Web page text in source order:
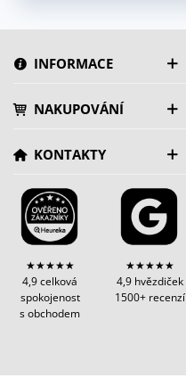
INFORMACE
NAKUPOVÁNÍ
KONTAKTY
★★★★★
4,9 celková
spokojenost
s obchodem
★★★★★
4,9 hvězdiček
1500+ recenzí